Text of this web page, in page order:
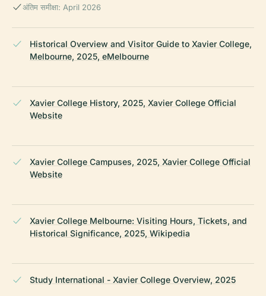
अंतिम समीक्षा: April 2026
Historical Overview and Visitor Guide to Xavier College,
Melbourne, 2025, eMelbourne
Xavier College History, 2025, Xavier College Official
Website
Xavier College Campuses, 2025, Xavier College Official
Website
Xavier College Melbourne: Visiting Hours, Tickets, and
Historical Significance, 2025, Wikipedia
Study International - Xavier College Overview, 2025